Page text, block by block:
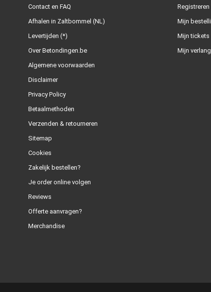
Contact en FAQ
Afhalen in Zaltbommel (NL)
Levertijden (*)
Over Betondingen.be
Algemene voorwaarden
Disclaimer
Privacy Policy
Betaalmethoden
Verzenden & retourneren
Sitemap
Cookies
Zakelijk bestellen?
Je order online volgen
Reviews
Offerte aanvragen?
Merchandise
Registreren
Mijn
Mijn tickets
Mijn